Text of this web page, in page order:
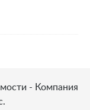
- Компания